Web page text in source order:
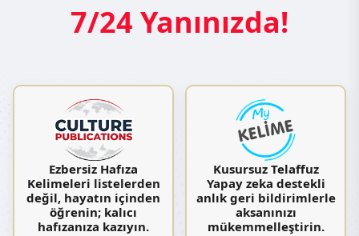
7/24 Yanınızda!
Ezbersiz Hafıza
Kelimeleri listelerden
değil, hayatın içinden
öğrenin; kalıcı
hafızanıza kazıyın.
Kusursuz Telaffuz
Yapay zeka destekli
anlık geri bildirimlerle
aksanınızı
mükemmelleştirin.